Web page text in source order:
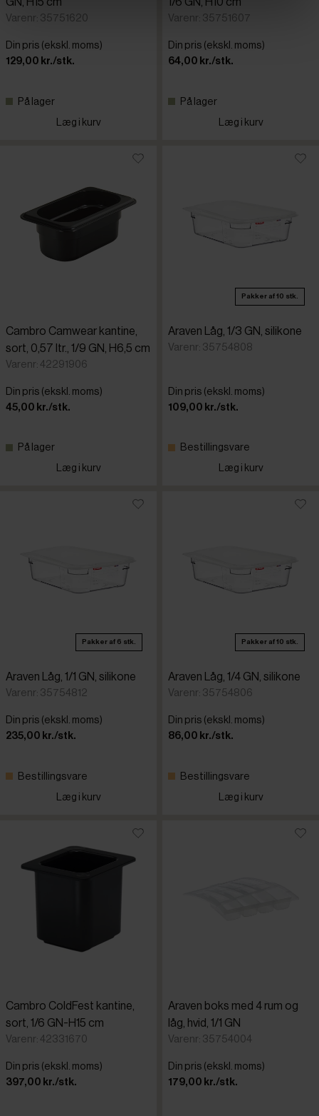
GN, H15 cm
Varenr: 35751620
Din pris (ekskl. moms)
129,00 kr./stk.
På lager
Læg i kurv
1/6 GN, H10 cm
Varenr: 35751607
Din pris (ekskl. moms)
64,00 kr./stk.
På lager
Læg i kurv
Cambro Camwear kantine,
sort, 0,57 ltr., 1/9 GN, H6,5 cm
Varenr: 42291906
Din pris (ekskl. moms)
45,00 kr./stk.
På lager
Læg i kurv
Pakker af 10 stk.
Araven Låg, 1/3 GN, silikone
Varenr: 35754808
Din pris (ekskl. moms)
109,00 kr./stk.
Bestillingsvare
Læg i kurv
Pakker af 6 stk.
Araven Låg, 1/1 GN, silikone
Varenr: 35754812
Din pris (ekskl. moms)
235,00 kr./stk.
Bestillingsvare
Læg i kurv
Pakker af 10 stk.
Araven Låg, 1/4 GN, silikone
Varenr: 35754806
Din pris (ekskl. moms)
86,00 kr./stk.
Bestillingsvare
Læg i kurv
Cambro ColdFest kantine,
sort, 1/6 GN-H15 cm
Varenr: 42331670
Din pris (ekskl. moms)
397,00 kr./stk.
Araven boks med 4 rum og
låg, hvid, 1/1 GN
Varenr: 35754004
Din pris (ekskl. moms)
179,00 kr./stk.